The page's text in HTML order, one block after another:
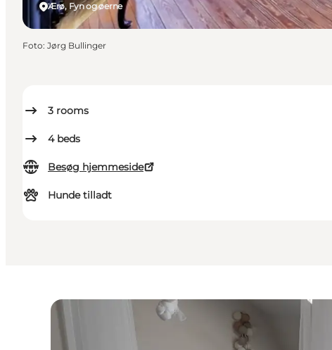
3 rooms
4 beds
Besøg hjemmeside
Hunde tilladt
Ærø, Fyn og øerne
Foto: Jørg Bullinger